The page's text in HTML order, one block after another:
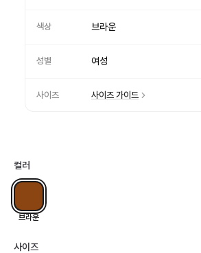
색상 브라운
성별 여성
사이즈 사이즈 가이드
컬러
브라운
사이즈